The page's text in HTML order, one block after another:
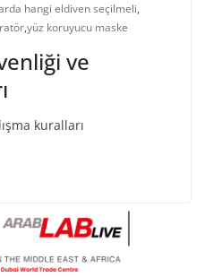
hangi eldiven seçilmeli,
,yüz koruyucu maske
ve
kuralları